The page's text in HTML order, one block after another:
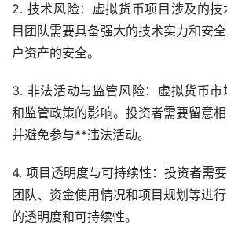
2. 技术风险：虚拟货币项目涉及的
目团队需要具备强大的技术实力和安
户资产的安全。
3. 非法活动与监管风险：虚拟货币
和监管政策的影响。投资者需要留意相
并避免参与**违法活动。
4. 项目透明度与可持续性：投资者需
团队、资金使用情况和项目规划等进
的透明度和可持续性。